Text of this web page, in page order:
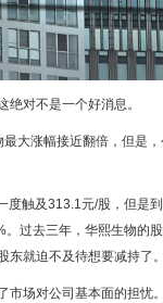
绝对不是一个好消息。
大涨幅接近翻倍，但是
度触及313.1元/股，但是
过去三年，华熙生物的
东就迫不及待想要减持了。
市场对公司基本面的担忧。